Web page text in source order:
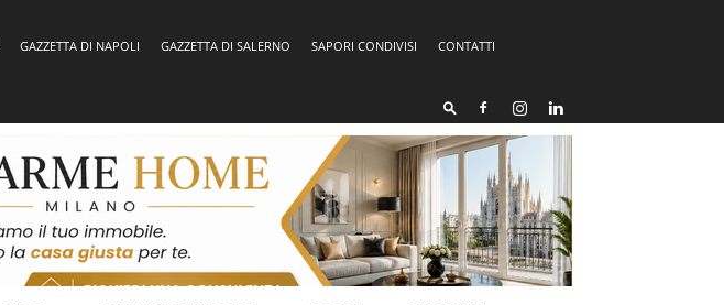
GAZZETTA DI NAPOLI GAZZETTA DI SALERNO SAPORI CONDIVISI
CONTATTI